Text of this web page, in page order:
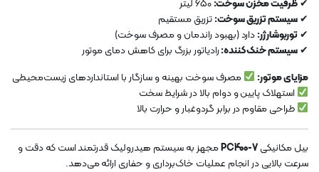
✔ظرفیت مخزن سوخت:650 لیتر
✔سیستم تزریق سوخت:تزریق مستقیم
✔توربوشارژر:دارد (بهبود راندمان و مصرف سوخت)
✔سیستم خنک‌کننده:رادیاتور بزرگ برای کاهش دمای موتور
مزایای موتور:
مصرف سوخت بهینه و سازگار با استانداردهای زیست‌محیطی
استهلاک پایین و دوام بالا در شرایط سخت
طراحی مقاوم در برابر گردوغبار و حرارت بالا
بیل مکانیکیPC400-7مجهز به سیستم هیدرولیک قدرتمند است که دقت و
سرعت بالایی در انجام عملیات خاک‌برداری و حفاری ارائه می‌دهد.